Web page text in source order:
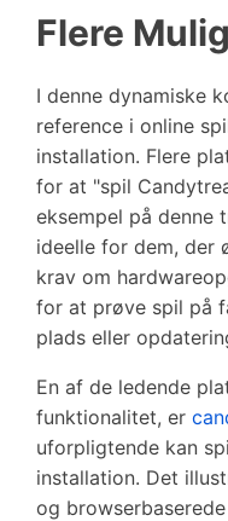
Flere
I denne dynamiske
reference i online
installation. Flere
for at "spil
eksempel på denne
ideelle for dem, der
krav om
for at prøve spil på
plads eller
En af de ledende
funktionalitet, er
uforpligtende kan
installation. Det
og